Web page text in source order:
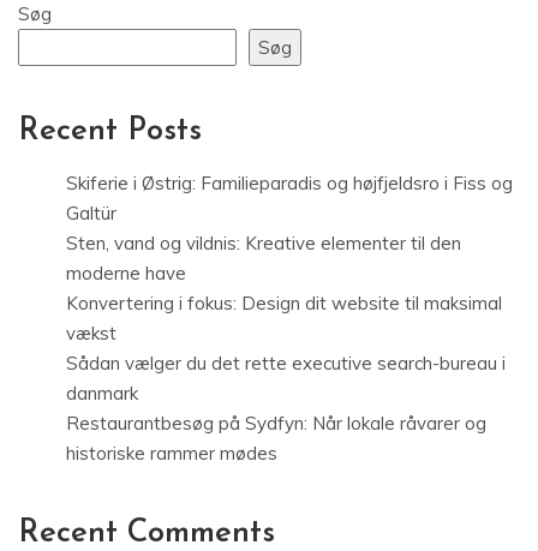
Søg
Søg
Recent Posts
Skiferie i Østrig: Familieparadis og højfjeldsro i Fiss og
Galtür
Sten, vand og vildnis: Kreative elementer til den
moderne have
Konvertering i fokus: Design dit website til maksimal
vækst
Sådan vælger du det rette executive search-bureau i
danmark
Restaurantbesøg på Sydfyn: Når lokale råvarer og
historiske rammer mødes
Recent Comments